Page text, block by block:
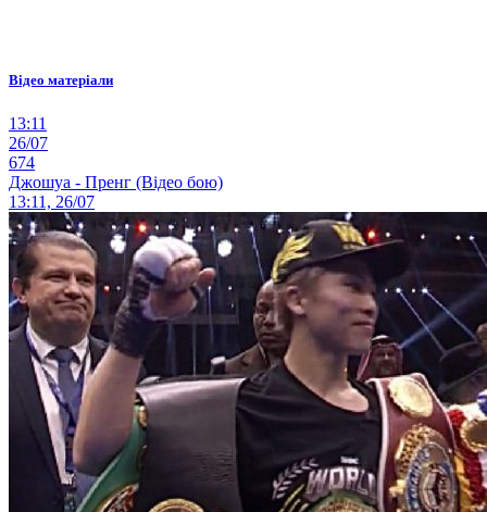
Відео матеріали
13:11
26/07
674
Джошуа - Пренг (Відео бою)
13:11, 26/07